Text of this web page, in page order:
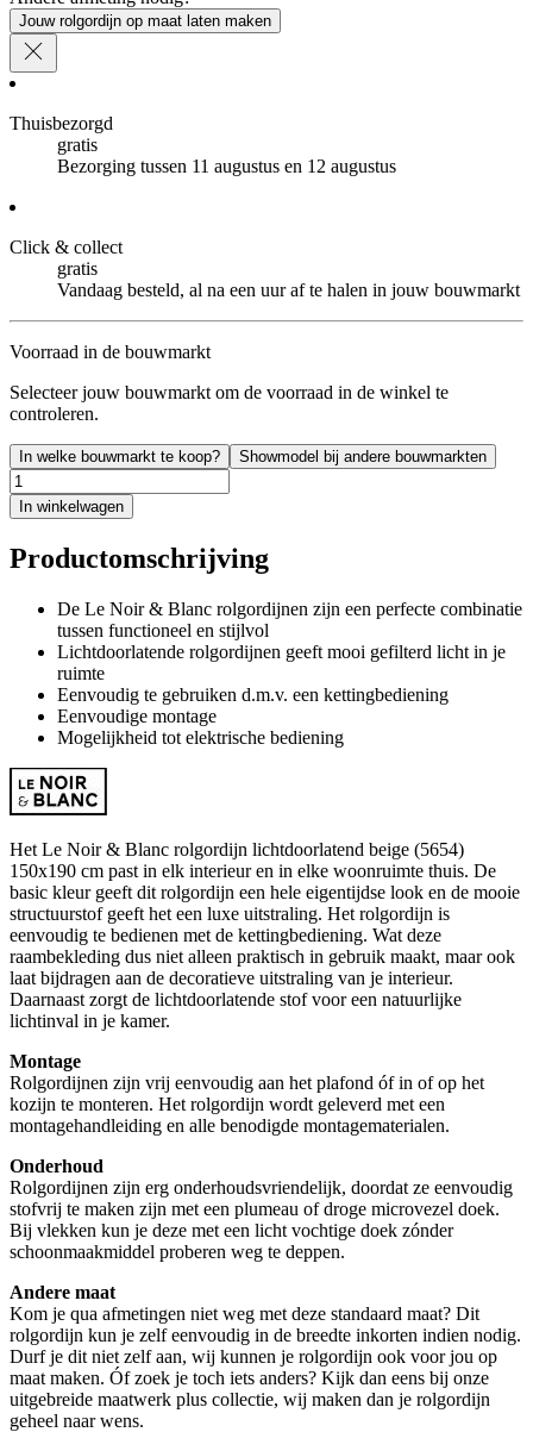
Jouw rolgordijn op maat laten maken
Thuisbezorgd
gratis
Bezorging tussen 11 augustus en 12 augustus
Click & collect
gratis
Vandaag besteld, al na een uur af te halen in jouw bouwmarkt
Voorraad in de bouwmarkt
Selecteer jouw bouwmarkt om de voorraad in de winkel te
controleren.
In welke bouwmarkt te koop? Showmodel bij andere bouwmarkten
In winkelwagen
Productomschrijving
De Le Noir & Blanc rolgordijnen zijn een perfecte combinatie
tussen functioneel en stijlvol
Lichtdoorlatende rolgordijnen geeft mooi gefilterd licht in je
ruimte
Eenvoudig te gebruiken d.m.v. een kettingbediening
Eenvoudige montage
Mogelijkheid tot elektrische bediening
Het Le Noir & Blanc rolgordijn lichtdoorlatend beige (5654)
150x190 cm past in elk interieur en in elke woonruimte thuis. De
basic kleur geeft dit rolgordijn een hele eigentijdse look en de mooie
structuurstof geeft het een luxe uitstraling. Het rolgordijn is
eenvoudig te bedienen met de kettingbediening. Wat deze
raambekleding dus niet alleen praktisch in gebruik maakt, maar ook
laat bijdragen aan de decoratieve uitstraling van je interieur.
Daarnaast zorgt de lichtdoorlatende stof voor een natuurlijke
lichtinval in je kamer.
Montage
Rolgordijnen zijn vrij eenvoudig aan het plafond óf in of op het
kozijn te monteren. Het rolgordijn wordt geleverd met een
montagehandleiding en alle benodigde montagematerialen.
Onderhoud
Rolgordijnen zijn erg onderhoudsvriendelijk, doordat ze eenvoudig
stofvrij te maken zijn met een plumeau of droge microvezel doek.
Bij vlekken kun je deze met een licht vochtige doek zónder
schoonmaakmiddel proberen weg te deppen.
Andere maat
Kom je qua afmetingen niet weg met deze standaard maat? Dit
rolgordijn kun je zelf eenvoudig in de breedte inkorten indien nodig.
Durf je dit niet zelf aan, wij kunnen je rolgordijn ook voor jou op
maat maken. Óf zoek je toch iets anders? Kijk dan eens bij onze
uitgebreide maatwerk plus collectie, wij maken dan je rolgordijn
geheel naar wens.